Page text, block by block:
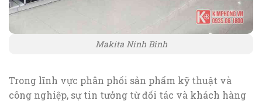
Makita Ninh Bình
Trong lĩnh vực phân phối sản phẩm kỹ thuật và
công nghiệp, sự tin tưởng từ đối tác và khách hàng